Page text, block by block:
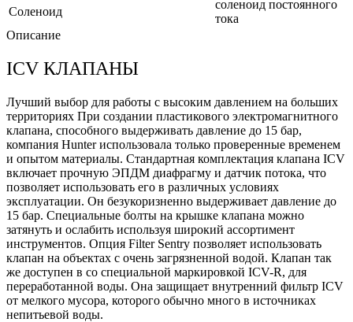
Соленоид
соленоид постоянного
тока
Описание
ICV КЛАПАНЫ
Лучший выбор для работы с высоким давлением на больших
территориях При создании пластикового электромагнитного
клапана, способного выдерживать давление до 15 бар,
компания Hunter использовала только проверенные временем
и опытом материалы. Стандартная комплектация клапана ICV
включает прочную ЭПДМ диафрагму и датчик потока, что
позволяет использовать его в различных условиях
эксплуатации. Он безукоризненно выдерживает давление до
15 бар. Специальные болты на крышке клапана можно
затянуть и ослабить используя широкий ассортимент
инструментов. Опция Filter Sentry позволяет использовать
клапан на объектах с очень загрязненной водой. Клапан так
же доступен в со специальной маркировкой ICV-R, для
переработанной воды. Она защищает внутренний фильтр ICV
от мелкого мусора, которого обычно много в источниках
непитьевой воды.